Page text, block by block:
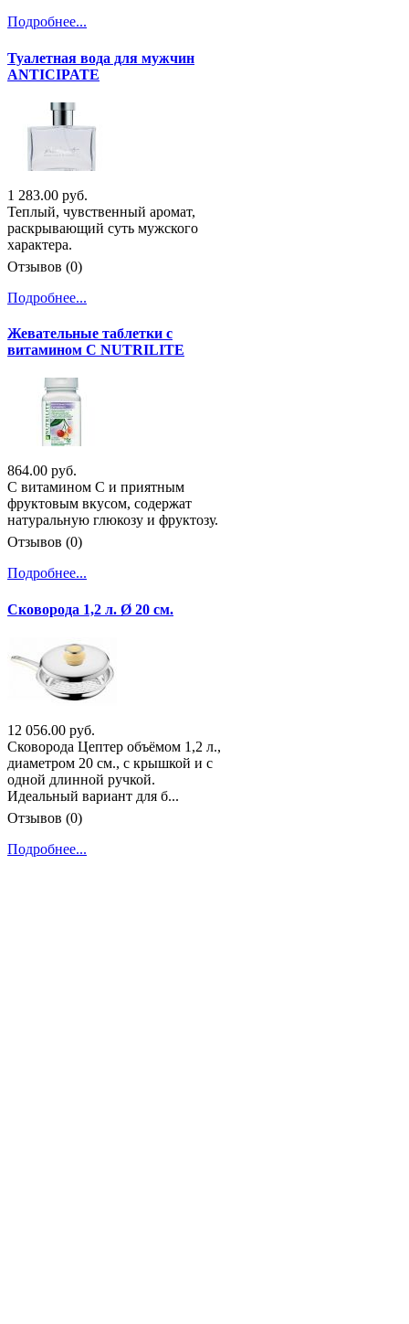
Подробнее...
Туалетная вода для мужчин
ANTICIPATE
1 283.00 руб.
Теплый, чувственный аромат,
раскрывающий суть мужского
характера.
Отзывов (0)
Подробнее...
Жевательные таблетки с
витамином С NUTRILITE
864.00 руб.
С витамином С и приятным
фруктовым вкусом, содержат
натуральную глюкозу и фруктозу.
Отзывов (0)
Подробнее...
Сковорода 1,2 л. Ø 20 см.
12 056.00 руб.
Сковорода Цептер объёмом 1,2 л.,
диаметром 20 см., с крышкой и с
одной длинной ручкой.
Идеальный вариант для б...
Отзывов (0)
Подробнее...